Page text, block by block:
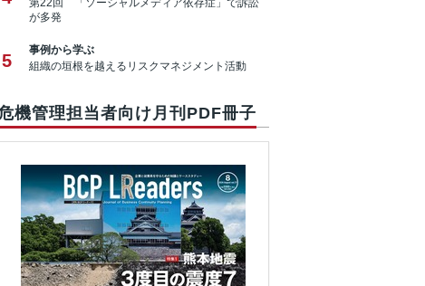
第22回 「ソーシャルメディア依存症」で訴訟
が多発
5
事例から学ぶ
組織の垣根を越えるリスクマネジメント活動
機管理担当者向け月刊PDF冊子